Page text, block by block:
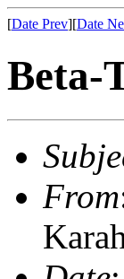
[Date Prev][Date
Beta-
From